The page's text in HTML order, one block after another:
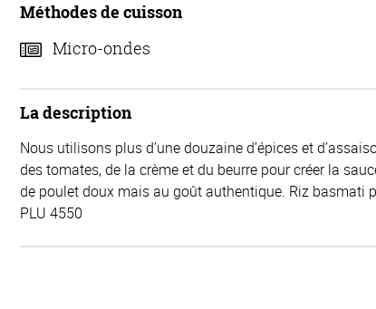
Méthodes de cuisson
Micro-ondes
La description
Nous utilisons plus d’une douzaine d’épices et
des tomates, de la crème et du beurre pour créer la
de poulet doux mais au goût authentique. Riz basmati
PLU 4550